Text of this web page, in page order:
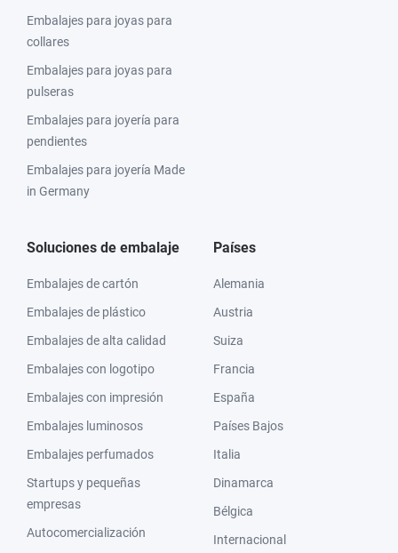
Embalajes para joyas para
collares
Embalajes para joyas para
pulseras
Embalajes para joyería para
pendientes
Embalajes para joyería Made
in Germany
Soluciones de embalaje
Embalajes de cartón
Embalajes de plástico
Embalajes de alta calidad
Embalajes con logotipo
Embalajes con impresión
Embalajes luminosos
Embalajes perfumados
Startups y pequeñas
empresas
Autocomercialización
Países
Alemania
Austria
Suiza
Francia
España
Países Bajos
Italia
Dinamarca
Bélgica
Internacional